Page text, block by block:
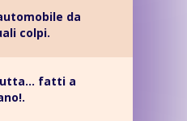
da
colpi.
fatti a